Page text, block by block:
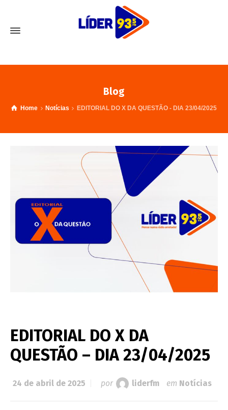
Blog
Home Notícias EDITORIAL DO X DA QUESTÃO - DIA 23/04/2025
EDITORIAL DO X DA
QUESTÃO – DIA 23/04/2025
24 de abril de 2025 por liderfm em Notícias